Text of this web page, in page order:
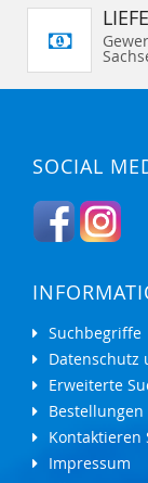
SOCIAL
Suchbegriffe
Datenschutz
Erweiterte
Kontaktieren
Impressum